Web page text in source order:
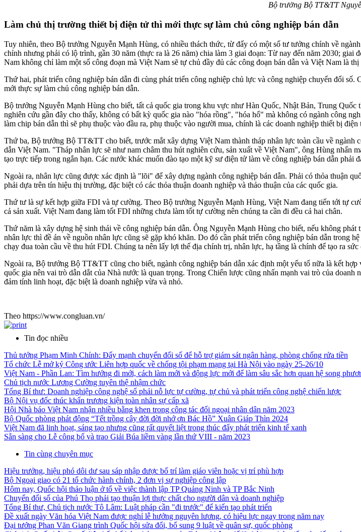
Bộ trưởng Bộ TT&TT
Làm chủ thị trường thiết bị điện tử thì mới thực sự làm chủ công nghiệp bán dẫn
Tuy nhiên, theo Bộ trưởng Nguyễn Mạnh Hùng, có nhiều thách thức, từ đấy có một số tư tưởng chính về
chỉnh nhưng phải có lộ trình, gần 30 năm (thực ra là 26 năm) chia làm 3 giai đoạn: Từ nay đến năm 2030;
Nam không chỉ làm một số công đoạn mà Việt Nam sẽ tự chủ đầy đủ các công đoạn bán dẫn và Việt Nam là
Thứ hai, phát triển công nghiệp bán dẫn đi cùng phát triển công nghiệp chủ lực và công nghiệp chuyển đổi
mới thực sự làm chủ công nghiệp bán dẫn.
Bộ trưởng Nguyễn Mạnh Hùng cho biết, tất cả quốc gia trong khu vực như Hàn Quốc, Nhật Bản, Trung
nghiên cứu gần đây cho thấy, không có bất kỳ quốc gia nào "hóa rồng", "hóa hổ" mà không có ngành công
làm chip bán dẫn thì sẽ phụ thuộc vào đầu ra, phụ thuộc vào người mua, chính là các doanh nghiệp thiết bị
Thứ ba, Bộ trưởng Bộ TT&TT cho biết, trước mắt xây dựng Việt Nam thành tháp nhân lực toàn cầu về ngành
dẫn Việt Nam. "Tháp nhân lực sẽ như nam châm thu hút nghiên cứu, sản xuất về Việt Nam", ông Hùng nhấn
tạo trực tiếp trong ngắn hạn. Các nước khác muốn đào tạo một kỹ sư điện tử làm về công nghiệp bán dẫn
Ngoài ra, nhân lực cũng được xác định là "lõi" để xây dựng ngành công nghiệp bán dẫn. Phải có thỏa thuận
phải dựa trên tín hiệu thị trường, đặc biệt có các thỏa thuận doanh nghiệp và thảo thuận của các quốc gia.
Thứ tư là sự kết hợp giữa FDI và tự cường. Theo Bộ trưởng Nguyễn Mạnh Hùng, Việt Nam đang tiến tới tự
cả sản xuất. Việt Nam đang làm tốt FDI những chưa làm tốt tự cường nên chúng ta cần đi đều cả hai chân.
Thứ năm là xây dựng hệ sinh thái về công nghiệp bán dẫn. Ông Nguyễn Mạnh Hùng cho biết, nếu không
nhân lực thì đề án về nguồn nhân lực cũng sẽ gặp khó khăn. Do đó cần phát triển công nghiệp bán dẫn trong
chạy đua toàn cầu về thu hút FDI. Chúng ta nên lấy lợi thế địa chính trị, nhân lực, hạ tầng là chính để tạo ra
Ngoài ra, Bộ trưởng Bộ TT&TT cũng cho biết, ngành công nghiệp bán dẫn xác định một yếu tố nữa là kết
quốc gia nên vai trò dẫn dắt của Nhà nước là quan trọng. Trong Chiến lược cũng nhấn mạnh vai trò của
đảm tính linh hoạt, đặc biệt là doanh nghiệp vừa và nhỏ.
Theo https://www.congluan.vn/
Tin đọc nhiều
Thủ tướng Phạm Minh Chính: Đẩy mạnh chuyển đổi số để hỗ trợ giám sát ngân hàng, phòng chống rửa tiền
Tổ chức Lễ mở ký Công ước Liên hợp quốc về chống tội phạm mạng tại Hà Nội vào ngày 25-26/10
Việt Nam - Phần Lan: Tìm hướng đi mới, cách làm mới và động lực mới để làm sâu sắc hơn quan hệ song
Chủ tịch nước Lương Cường tuyên thệ nhậm chức
Tổng Bí thư: Doanh nghiệp công nghệ số phải nỗ lực tự cường, tự chủ và phát triển công nghệ chiến lược
Bộ Nội vụ đốc thúc khẩn trương kiện toàn nhân sự cấp xã
Hội Nhà báo Việt Nam nhận nhiều bằng khen trong công tác đối ngoại nhân dân năm 2023
Bộ Quốc phòng phát động “Tết trồng cây đời đời nhớ ơn Bác Hồ” Xuân Giáp Thìn 2024
Việt Nam đã linh hoạt, sáng tạo nhưng cũng rất quyết liệt trong thúc đẩy phát triển kinh tế xanh
Sẵn sàng cho Lễ công bố và trao Giải Búa liềm vàng lần thứ VIII - năm 2023
Tin cùng chuyên mục
Hiệu trưởng, hiệu phó dôi dư sau sáp nhập được bố trí làm giáo viên hoặc vị trí phù hợp
Bộ Ngoại giao có 21 tổ chức hành chính, 2 đơn vị sự nghiệp công lập
Hôm nay, Quốc hội thảo luận ở tổ về việc thành lập TP Quảng Ninh và TP Bắc Ninh
Chuyển đổi số của Phú Thọ phải tạo thuận lợi thực chất cho người dân và doanh nghiệp
Tổng Bí thư, Chủ tịch nước Tô Lâm: Luật pháp cần "đi trước" để kiến tạo phát triển
Đề xuất ngày Văn hóa Việt Nam được nghỉ lễ hưởng nguyên lương, có hiệu lực ngay trong năm nay
Đại tướng Phan Văn Giang trình Quốc hội sửa đổi, bổ sung 9 luật về quân sự, quốc phòng